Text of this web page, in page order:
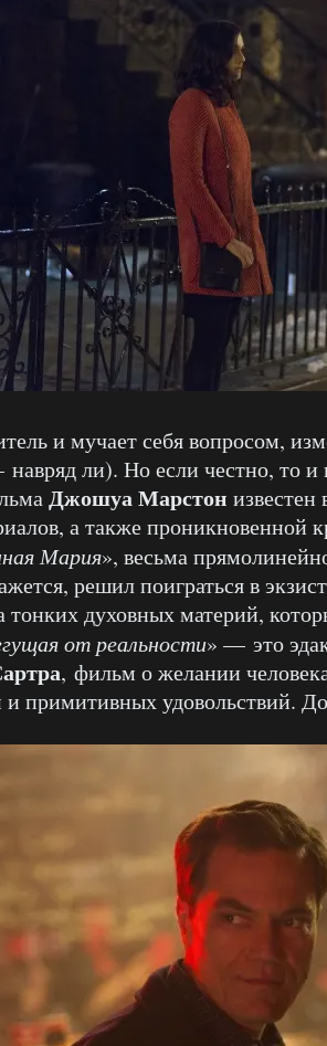
и мучает себя вопросом,
ли). Но если честно, то и
Джошуа Марстон известен
а также проникновенной
Мария», весьма
решил поиграться в
тонких духовных материй,
от реальности» — это
, фильм о желании
примитивных удовольствий.